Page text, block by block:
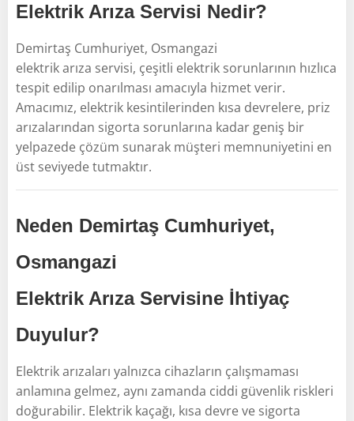
Elektrik Arıza Servisi Nedir?
Demirtaş Cumhuriyet, Osmangazi
elektrik arıza servisi, çeşitli elektrik sorunlarının hızlıca
tespit edilip onarılması amacıyla hizmet verir.
Amacımız, elektrik kesintilerinden kısa devrelere, priz
arızalarından sigorta sorunlarına kadar geniş bir
yelpazede çözüm sunarak müşteri memnuniyetini en
üst seviyede tutmaktır.
Neden Demirtaş Cumhuriyet,
Osmangazi
Elektrik Arıza Servisine İhtiyaç
Duyulur?
Elektrik arızaları yalnızca cihazların çalışmaması
anlamına gelmez, aynı zamanda ciddi güvenlik riskleri
doğurabilir. Elektrik kaçağı, kısa devre ve sigorta